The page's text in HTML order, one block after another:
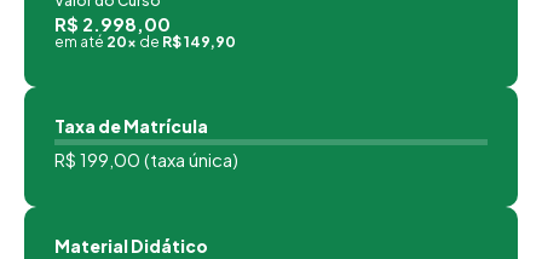
R$ 2.998,00
em até 20x de R$ 149,90
Taxa de Matrícula
R$ 199,00 (taxa única)
Material Didático